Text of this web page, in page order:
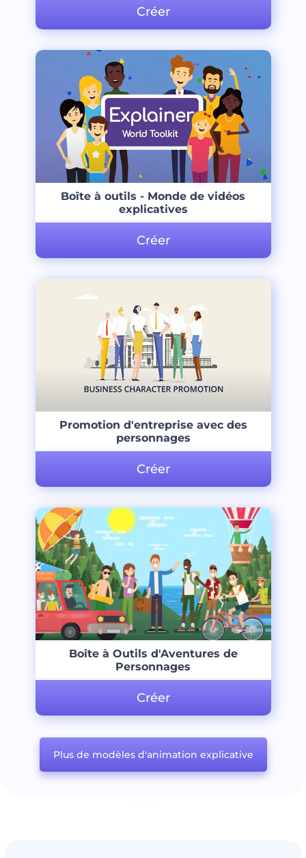
Créer
Boîte à outils - Monde de vidéos
explicatives
Créer
Promotion d'entreprise avec des
personnages
Créer
Boîte à Outils d'Aventures de
Personnages
Créer
Plus de modèles d'animation explicative